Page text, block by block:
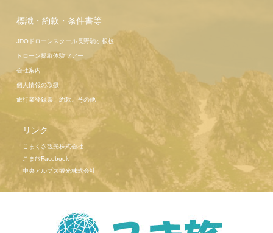
標識・約款・条件書等
JDOドローンスクール長野駒ヶ根校
ドローン操縦体験ツアー
会社案内
個人情報の取扱
旅行業登録票、約款、その他
リンク
こまくさ観光株式会社
こま旅Facebook
中央アルプス観光株式会社